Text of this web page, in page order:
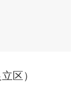
区）